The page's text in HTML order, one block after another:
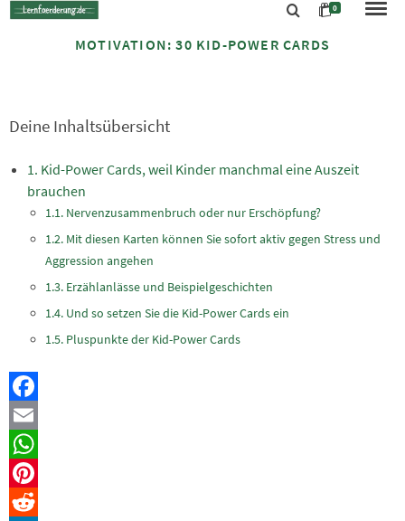
0
MOTIVATION: 30 KID-POWER CARDS
Deine Inhaltsübersicht
Kid-Power Cards, weil Kinder manchmal eine Auszeit
brauchen
Nervenzusammenbruch oder nur Erschöpfung?
Mit diesen Karten können Sie sofort aktiv gegen Stress und
Aggression angehen
Erzählanlässe und Beispielgeschichten
Und so setzen Sie die Kid-Power Cards ein
Pluspunkte der Kid-Power Cards
Facebook
Email
WhatsApp
Pinterest